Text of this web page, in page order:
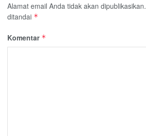
Alamat email Anda tidak akan dipublikasikan.
ditandai *
Komentar *